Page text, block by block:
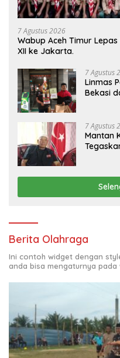
7 Agustus 2026
Wabup Aceh Timur
XII ke Jakarta.
7 Agustus
Linmas
Bekasi
7 Agustus
Mantan
Berita Olahraga
Ini contoh widget dengan
anda bisa mengaturnya